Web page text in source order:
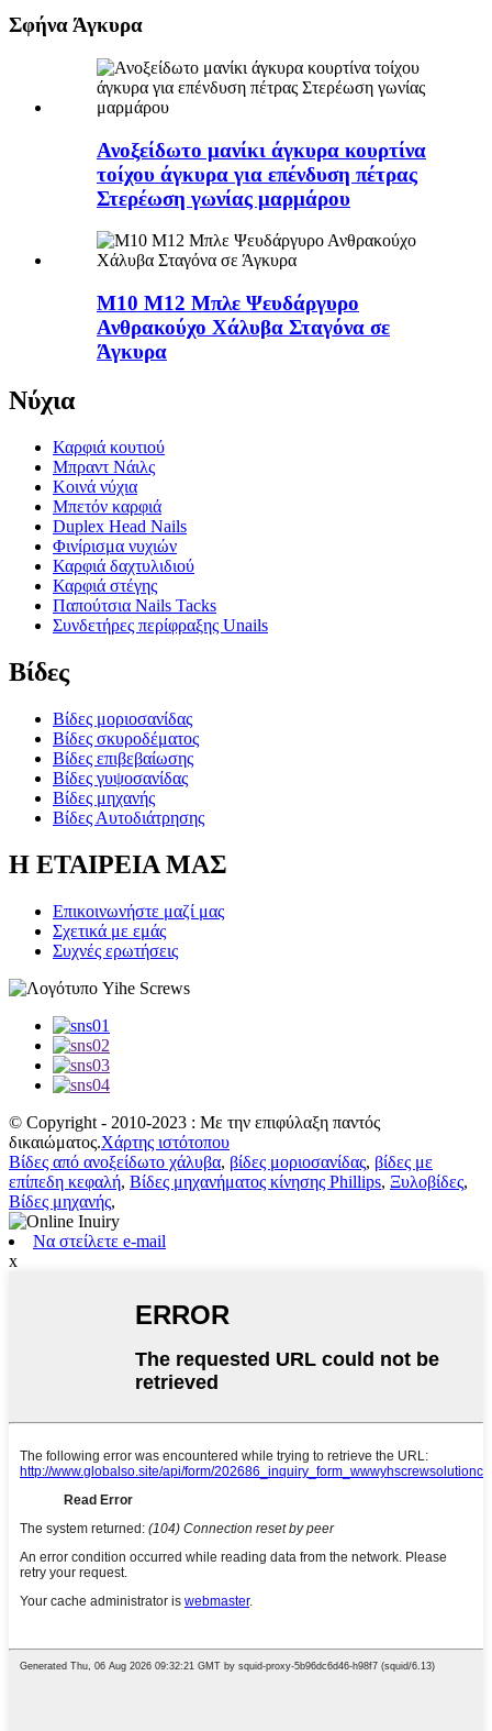
Σφήνα Άγκυρα
Ανοξείδωτο μανίκι άγκυρα κουρτίνα
τοίχου άγκυρα για επένδυση πέτρας
Στερέωση γωνίας μαρμάρου
Μ10 M12 Μπλε Ψευδάργυρο
Ανθρακούχο Χάλυβα Σταγόνα σε
Άγκυρα
Νύχια
Καρφιά κουτιού
Μπραντ Νάιλς
Κοινά νύχια
Μπετόν καρφιά
Duplex Head Nails
Φινίρισμα νυχιών
Καρφιά δαχτυλιδιού
Καρφιά στέγης
Παπούτσια Nails Tacks
Συνδετήρες περίφραξης Unails
Βίδες
Βίδες μοριοσανίδας
Βίδες σκυροδέματος
Βίδες επιβεβαίωσης
Βίδες γυψοσανίδας
Βίδες μηχανής
Βίδες Αυτοδιάτρησης
Η ΕΤΑΙΡΕΙΑ ΜΑΣ
Επικοινωνήστε μαζί μας
Σχετικά με εμάς
Συχνές ερωτήσεις
© Copyright - 2010-2023 : Με την επιφύλαξη παντός
δικαιώματος.Χάρτης ιστότοπου
Βίδες από ανοξείδωτο χάλυβα, βίδες μοριοσανίδας, βίδες με
επίπεδη κεφαλή, Βίδες μηχανήματος κίνησης Phillips, Ξυλοβίδες,
Βίδες μηχανής,
Να στείλετε e-mail
x